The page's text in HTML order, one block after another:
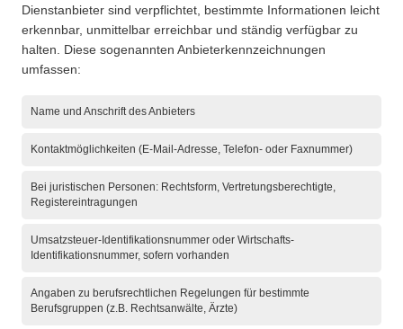
Dienstanbieter sind verpflichtet, bestimmte Informationen leicht
erkennbar, unmittelbar erreichbar und ständig verfügbar zu
halten. Diese sogenannten Anbieterkennzeichnungen
umfassen:
Name und Anschrift des Anbieters
Kontaktmöglichkeiten (E-Mail-Adresse, Telefon- oder Faxnummer)
Bei juristischen Personen: Rechtsform, Vertretungsberechtigte,
Registereintragungen
Umsatzsteuer-Identifikationsnummer oder Wirtschafts-
Identifikationsnummer, sofern vorhanden
Angaben zu berufsrechtlichen Regelungen für bestimmte
Berufsgruppen (z.B. Rechtsanwälte, Ärzte)